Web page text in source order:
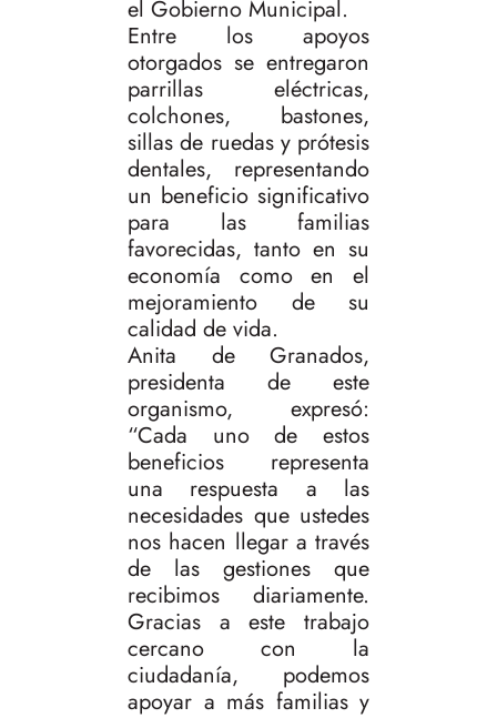
el Gobierno Municipal.
Entre los apoyos
otorgados se entregaron
parrillas eléctricas,
colchones, bastones,
sillas de ruedas y prótesis
dentales, representando
un beneficio significativo
para las familias
favorecidas, tanto en su
economía como en el
mejoramiento de su
calidad de vida.
Anita de Granados,
presidenta de este
organismo, expresó:
“Cada uno de estos
beneficios representa
una respuesta a las
necesidades que ustedes
nos hacen llegar a través
de las gestiones que
recibimos diariamente.
Gracias a este trabajo
cercano con la
ciudadanía, podemos
apoyar a más familias y